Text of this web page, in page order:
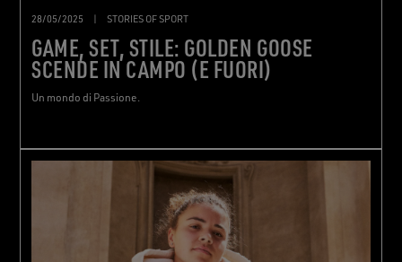
28/05/2025 STORIES OF SPORT
GAME, SET, STILE: GOLDEN GOOSE
SCENDE IN CAMPO (E FUORI)
Un mondo di Passione.